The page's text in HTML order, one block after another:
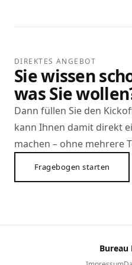
DIREKTES ANGEBOT
Sie wissen
was Sie
Dann füllen Sie den
kann Ihnen damit direkt
machen – ohne mehrere
Fragebogen starten
Bureau